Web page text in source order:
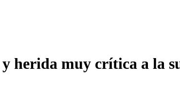
herida muy crítica a la